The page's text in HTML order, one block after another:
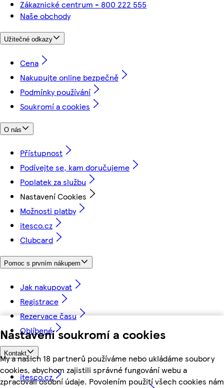
Nastavení soukromí a cookies
My a našich 18 partnerů používáme nebo ukládáme soubory
cookies, abychom zajistili správné fungování webu a
zpracovali osobní údaje. Povolením použití všech cookies nám
Zákaznické centrum - 800 222 555
Naše obchody
Užitečné odkazy
Cena
Nakupujte online bezpečně
Podmínky používání
Soukromí a cookies
O nás
Přístupnost
Podívejte se, kam doručujeme
Poplatek za službu
Nastavení Cookies
Možnosti platby
itesco.cz
Clubcard
Pomoc s prvním nákupem
Jak nakupovat
Registrace
Rezervace času
Oblíbené
Kontakt
itesco.cz